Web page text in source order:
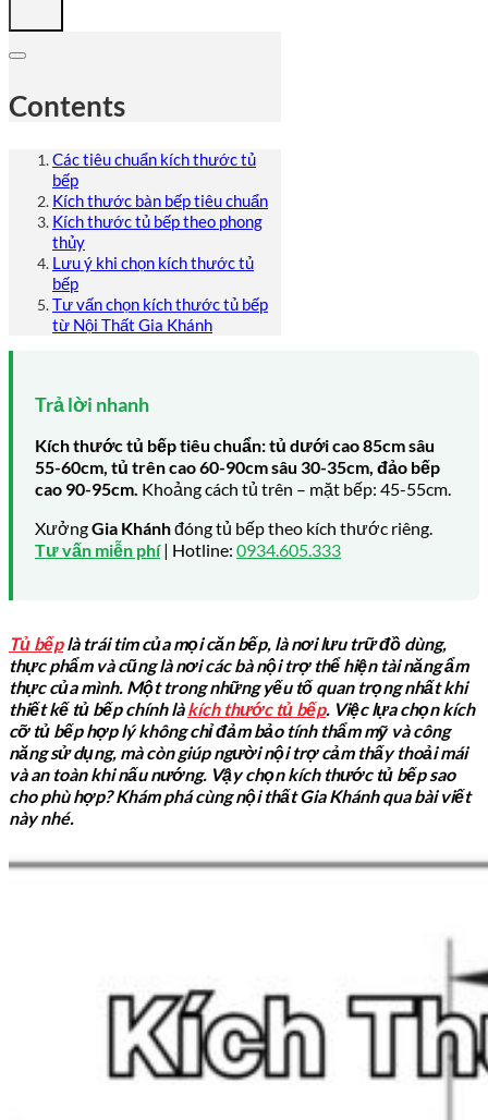
Contents
Các tiêu chuẩn kích thước tủ
bếp
Kích thước bàn bếp tiêu chuẩn
Kích thước tủ bếp theo phong
thủy
Lưu ý khi chọn kích thước tủ
bếp
Tư vấn chọn kích thước tủ bếp
từ Nội Thất Gia Khánh
Trả lời nhanh
Kích thước tủ bếp tiêu chuẩn: tủ dưới cao 85cm sâu
55-60cm, tủ trên cao 60-90cm sâu 30-35cm, đảo bếp
cao 90-95cm. Khoảng cách tủ trên – mặt bếp: 45-55cm.
XưởngGia Khánhđóng tủ bếp theo kích thước riêng.
Tư vấn miễn phí| Hotline: 0934.605.333
Tủ bếp là trái tim của mọi căn bếp, là nơi lưu trữ đồ dùng,
thực phẩm và cũng là nơi các bà nội trợ thể hiện tài năng ẩm
thực của mình. Một trong những yếu tố quan trọng nhất khi
thiết kế tủ bếp chính làkích thước tủ bếp. Việc lựa chọn kích
cỡ tủ bếp hợp lý không chỉ đảm bảo tính thẩm mỹ và công
năng sử dụng, mà còn giúp người nội trợ cảm thấy thoải mái
và an toàn khi nấu nướng. Vậy chọn kích thước tủ bếp sao
cho phù hợp? Khám phá cùng nội thất Gia Khánh qua bài viết
này nhé.